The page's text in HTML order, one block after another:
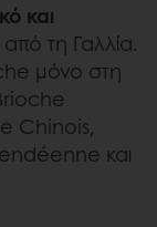
και
τη Γαλλία.
μόνο στη
Chinois,
και